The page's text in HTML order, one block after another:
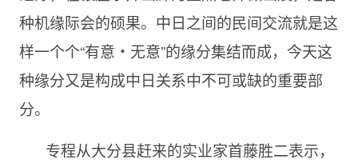
种机缘际会的硕果。中日之间的民间交流就是这
样一个个“有意・无意”的缘分集结而成，今天这
种缘分又是构成中日关系中不可或缺的重要部
分。
专程从大分县赶来的实业家首藤胜二表示，